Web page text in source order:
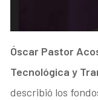
Óscar Pastor
Tecnológica y
describió los